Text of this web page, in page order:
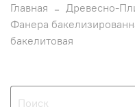
Главная
Древесно-
Фанера
бакелитовая